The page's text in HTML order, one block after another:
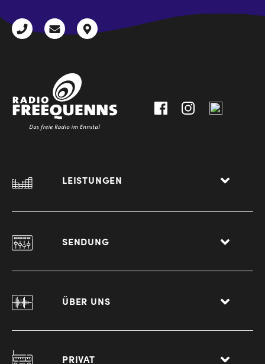
+43
radio@freequenns.at
Kulturhausstraße
LEISTUNGEN
SENDUNG
ÜBER UNS
PRIVAT